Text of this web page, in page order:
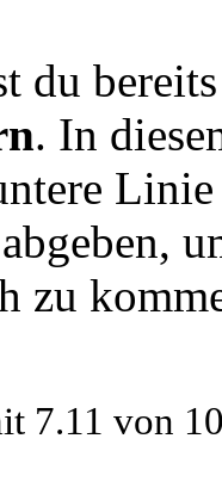
du
. In
zu
7.11 von